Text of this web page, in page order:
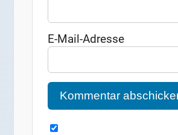
E-Mail-Adresse